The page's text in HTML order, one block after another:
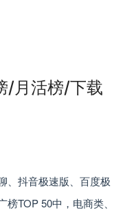
/月活榜/下载
、抖音极速版、百度极
榜TOP 50中，电商类、